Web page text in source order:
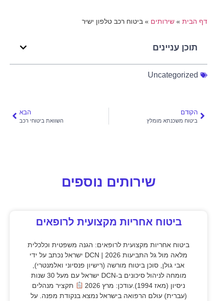
דף הבית» שירותים» ביטוח רכב טלפון ישיר
תוכן עניינים
Uncategorized
הקודם
ביטוח משכנתא מומלץ
הבא
השוואת ביטוחי רכב
שירותים נוספים
ביטוח אחריות מקצועית לרופאים
ביטוח אחריות מקצועית לרופאים: הגנה משפטית וכלכלית
מלאה מול גל התביעות 2026 | DCN ישראל נכתב על ידי
אבי גולן, סוכן ביטוח מורשה (רישיון פנסיוני ואלמנטרי),
מומחה לניהול סיכונים ב-DCN ישראל עם מעל 30 שנות
ניסיון (מאז 1994).עודכן: מרץ 2026
תקציר מנהלים
(עברית) עולם הרפואה בישראל נמצא בנקודת מפנה. על